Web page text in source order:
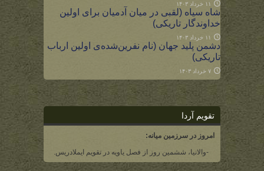
۱۱ خرداد ۱۴۰۳
شاه سیاه (لقبی در میان آدمیان برای اولین
خداوندگار تاریکی)
۱۱ خرداد ۱۴۰۳
دشمن پلید جهان (نام نفرین‌شده‌ی اولین ارباب
تاریکی)
۷ خرداد ۱۴۰۳
تقویم آردا
امروز در سرزمین میانه:
-والانیا، ششمین روز از فصل یاویه در تقویم ایملادریس.